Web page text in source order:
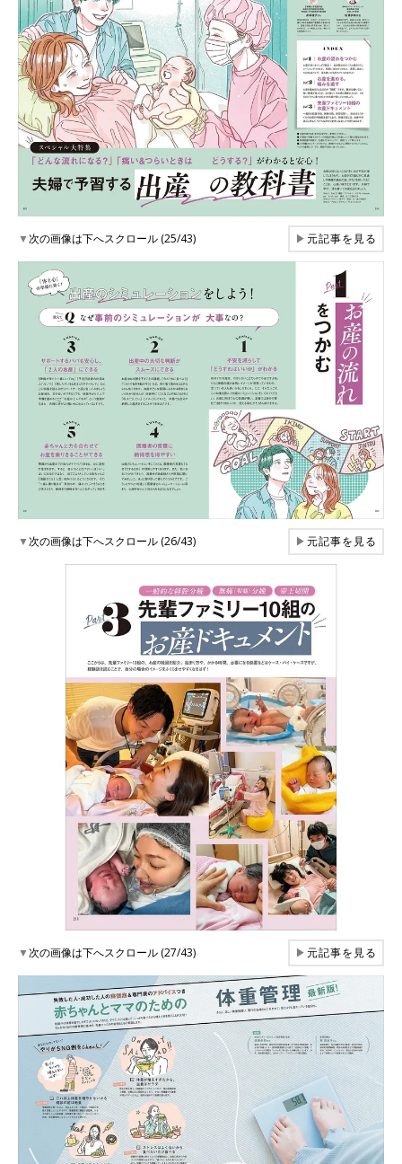
▼次の画像は下へスクロール (25/43) ▶元記事を見る
▼次の画像は下へスクロール (26/43) ▶元記事を見る
▼次の画像は下へスクロール (27/43) ▶元記事を見る